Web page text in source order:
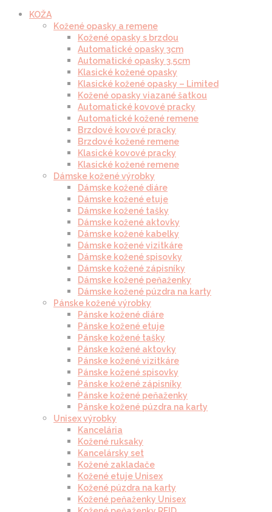
KOŽA
Kožené opasky a remene
Kožené opasky s brzdou
Automatické opasky 3cm
Automatické opasky 3.5cm
Klasické kožené opasky
Klasické kožené opasky – Limited
Kožené opasky viazané šatkou
Automatické kovové pracky
Automatické kožené remene
Brzdové kovové pracky
Brzdové kožené remene
Klasické kovové pracky
Klasické kožené remene
Dámske kožené výrobky
Dámske kožené diáre
Dámske kožené etuje
Dámske kožené tašky
Dámske kožené aktovky
Dámske kožené kabelky
Dámske kožené vizitkáre
Dámske kožené spisovky
Dámske kožené zápisníky
Dámske kožené peňaženky
Dámske kožené púzdra na karty
Pánske kožené výrobky
Pánske kožené diáre
Pánske kožené etuje
Pánske kožené tašky
Pánske kožené aktovky
Pánske kožené vizitkáre
Pánske kožené spisovky
Pánske kožené zápisníky
Pánske kožené peňaženky
Pánske kožené púzdra na karty
Unisex výrobky
Kancelária
Kožené ruksaky
Kancelársky set
Kožené zakladače
Kožené etuje Unisex
Kožené púzdra na karty
Kožené peňaženky Unisex